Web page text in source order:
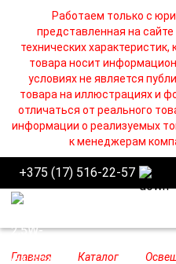
Работаем только с
представленная на
технических
товара носит
условиях не является
товара на иллюстрациях и
отличаться от реального
информации о реализуемых
к менеджерам
+375 (17) 516-22-57
Главная Каталог